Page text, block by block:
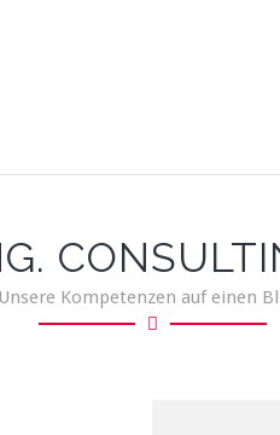
Unsere Kompetenzen auf einen